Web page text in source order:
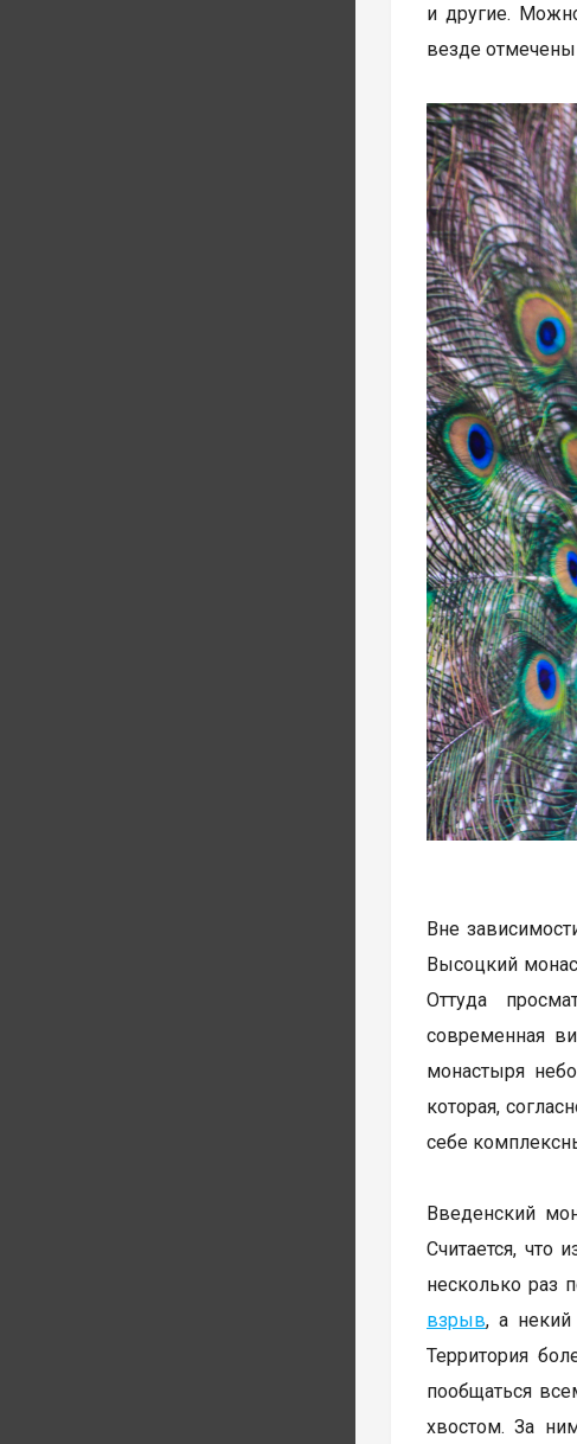
и другие.
везде отмечены
Вне
Высоцкий
Оттуда
современная
монастыря
которая,
себе
Введенский
Считается, что
несколько раз
взрыв, а некий
Территория
пообщаться
хвостом. За